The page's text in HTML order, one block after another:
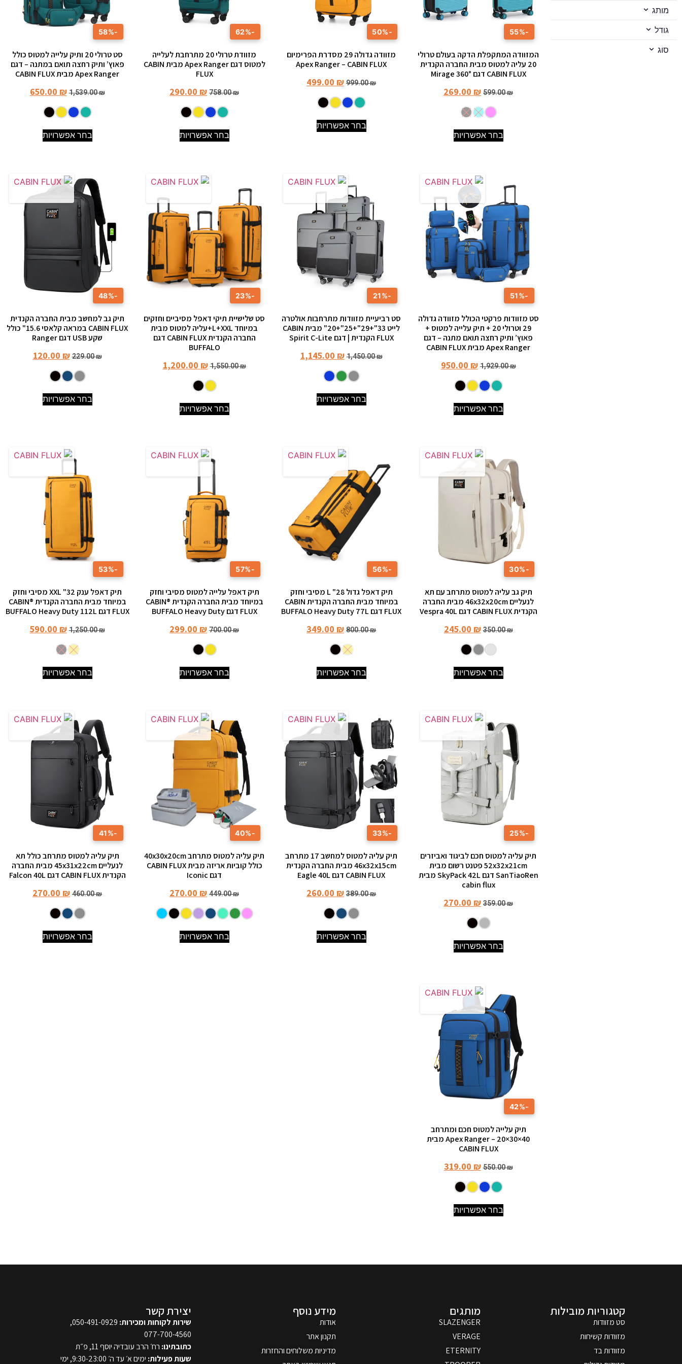
מותג
גודל
סוג
-55%
המזוודה המתקפלת הדקה בעולם טרולי
20 עליה למטוס מבית החברה הקנדית
CABIN FLUX דגם Mirage 360°
599.00₪
269.00 ₪
בחר אפשרויות
-50%
מזוודה גדולה 29 מסדרת הפרימיום
Apex Ranger – CABIN FLUX
999.00₪
499.00 ₪
בחר אפשרויות
-62%
מזוודת טרולי 20 מתרחבת לעלייה
למטוס דגם Apex Ranger מבית CABIN
FLUX
758.00₪
290.00 ₪
בחר אפשרויות
-58%
סט טרולי 20 ותיק עלייה למטוס כולל
פאוץ’ ותיק רחצה תואם במתנה – דגם
Apex Ranger מבית CABIN FLUX
1,539.00₪
650.00 ₪
בחר אפשרויות
-51%
סט מזוודות פרקטי הכולל מזוודה גדולה
29 וטרולי 20 + תיק עלייה למטוס +
פאוץ’ ותיק רחצה תואם מתנה – דגם
Apex Ranger מבית CABIN FLUX
1,929.00₪
950.00 ₪
בחר אפשרויות
-21%
סט רביעיית מזוודות מתרחבות אולטרה
לייט 33"+29"+25"+20" מבית CABIN
FLUX הקנדית | דגם Spirit C-Lite
1,450.00₪
1,145.00 ₪
בחר אפשרויות
-23%
סט שלישיית תיקי דאפל מסיביים וחזקים
במיוחד L+XXL+עליה למטוס מבית
החברה הקנדית CABIN FLUX דגם
BUFFALO
1,550.00₪
1,200.00 ₪
בחר אפשרויות
-48%
תיק גב למחשב מבית החברה הקנדית
CABIN FLUX במראה קלאסי 15.6" כולל
שקע USB דגם Ranger
229.00₪
120.00 ₪
בחר אפשרויות
-30%
תיק גב עליה למטוס מתרחב עם תא
לנעליים 46x32x20cm מבית החברה
הקנדית CABIN FLUX דגם Vespra 40L
350.00₪
245.00 ₪
בחר אפשרויות
-56%
תיק דאפל גדול 28" L מסיבי וחזק
במיוחד מבית החברה הקנדית CABIN
FLUX דגם BUFFALO Heavy Duty 77L
800.00₪
349.00 ₪
בחר אפשרויות
-57%
תיק דאפל עלייה למטוס מסיבי וחזק
במיוחד מבית החברה הקנדית ®CABIN
FLUX דגם BUFFALO Heavy Duty
700.00₪
299.00 ₪
בחר אפשרויות
-53%
תיק דאפל ענק 32" XXL מסיבי וחזק
במיוחד מבית החברה הקנדית ®CABIN
FLUX דגם BUFFALO Heavy Duty 112L
1,250.00₪
590.00 ₪
בחר אפשרויות
-25%
תיק עליה למטוס חכם לביגוד ואביזרים
52x32x21cm פטנט רשום מבית
SanTiaoRen דגם SkyPack 42L מבית
cabin flux
359.00₪
270.00 ₪
בחר אפשרויות
-33%
תיק עליה למטוס למחשב 17 מתרחב
46x32x15cm מבית החברה הקנדית
CABIN FLUX דגם Eagle 40L
389.00₪
260.00 ₪
בחר אפשרויות
-40%
תיק עליה למטוס מתרחב 40x30x20cm
כולל קוביות אריזה מבית CABIN FLUX
דגם Iconic
449.00₪
270.00 ₪
בחר אפשרויות
-41%
תיק עליה למטוס מתרחב כולל תא
לנעליים 45x31x22cm מבית החברה
הקנדית CABIN FLUX דגם Falcon 40L
460.00₪
270.00 ₪
בחר אפשרויות
-42%
תיק עלייה למטוס חכם ומתרחב
40×30×20 – Apex Ranger מבית
CABIN FLUX
550.00₪
319.00 ₪
בחר אפשרויות
קטגוריות מובילות
סט מזוודות
מזוודות קשיחות
מזוודות בד
מותגים
SLAZENGER
VERAGE
ETERNITY
מידע נוסף
אודות
תקנון אתר
מדיניות משלוחים והחזרות
יצירת קשר
שירות לקוחות ומכירות:
050-491-0929,
077-700-4560
כתובתינו: רח׳ הרב עובדיה יוסף 11, פ״ת
שעות פעילות:
ימים א׳ עד ה׳ 9:30-23:00, ימי